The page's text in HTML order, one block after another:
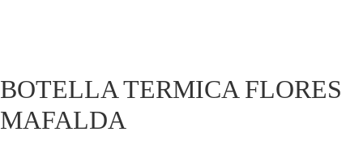
BOTELLA TERMICA FLORES
MAFALDA